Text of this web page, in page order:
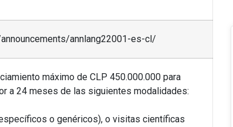
annlang22001-es-cl/
máximo de CLP 450.000.000 para
a 24 meses de las siguientes modalidades:
o genéricos), o visitas científicas